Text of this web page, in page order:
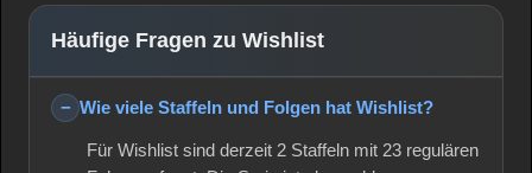
Häufige Fragen zu Wishlist
Wie viele Staffeln und Folgen hat Wishlist?
Für Wishlist sind derzeit 2 Staffeln mit 23 regulären